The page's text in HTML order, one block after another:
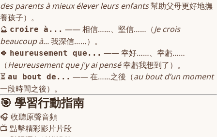
des parents à mieux élever leurs enfants幫助父母更好地撫
養孩子）。
🔮 croire à... —— 相信……、堅信……（Je crois
beaucoup à...我深信……）。
🍀 heureusement que... —— 幸好……、幸虧……
（Heureusement que j'y ai pensé幸虧我想到了）。
⏳ au bout de... —— 在……之後（au bout d’un moment
一段時間之後）。
🎯 學習行動指南
🎧 收聽原聲音頻
📺 點擊精彩影片片段